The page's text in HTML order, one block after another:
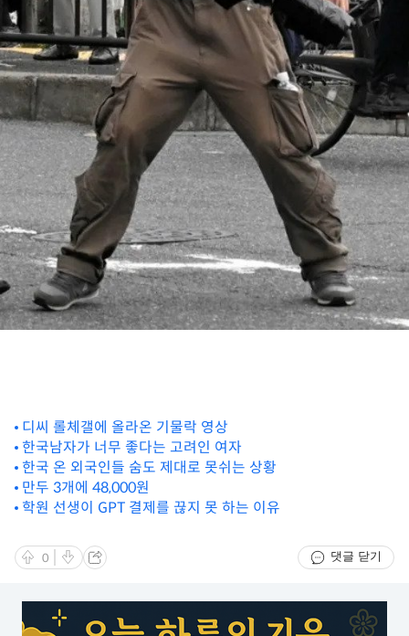
디씨 롤체갤에 올라온 기물락 영상
한국남자가 너무 좋다는 고려인 여자
한국 온 외국인들 숨도 제대로 못쉬는 상황
만두 3개에 48,000원
학원 선생이 GPT 결제를 끊지 못 하는 이유
0 댓글 닫기